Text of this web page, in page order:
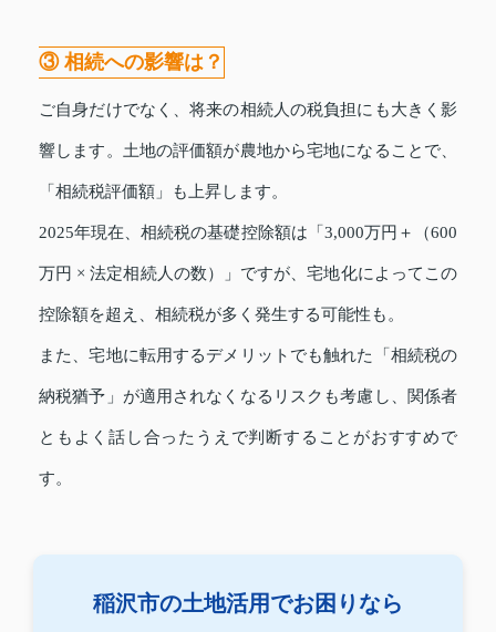
③ 相続への影響は？
ご自身だけでなく、将来の相続人の税負担にも大きく影
響します。土地の評価額が農地から宅地になることで、
「相続税評価額」も上昇します。
2025年現在、相続税の基礎控除額は「3,000万円＋（600
万円 × 法定相続人の数）」ですが、宅地化によってこの
控除額を超え、相続税が多く発生する可能性も。
また、宅地に転用するデメリットでも触れた「相続税の
納税猶予」が適用されなくなるリスクも考慮し、関係者
ともよく話し合ったうえで判断することがおすすめで
す。
稲沢市の土地活用でお困りなら